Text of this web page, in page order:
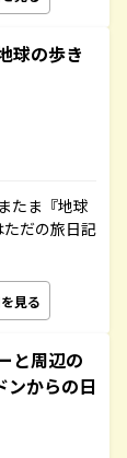
球の歩き
たま『地球
だの旅日記
見る
と周辺の
ンからの日